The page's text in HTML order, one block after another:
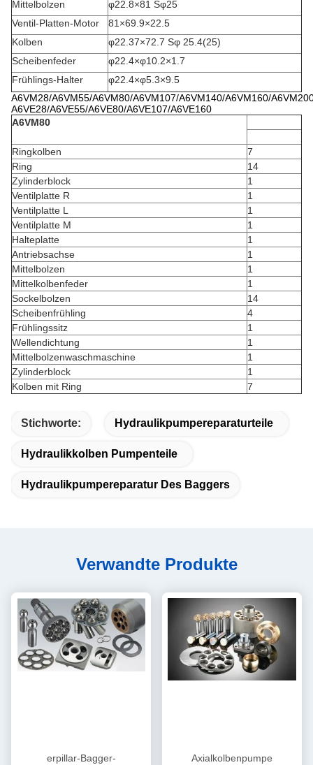
Mittelbolzen
φ22.8×81 Sφ25
Ventil-Platten-Motor
81×69.9×22.5
Kolben
φ22.37×72.7 Sφ 25.4(25)
Scheibenfeder
φ22.4×φ10.2×1.7
Frühlings-Halter
φ22.4×φ5.3×9.5
A6VM28/A6VM55/A6VM80/A6VM107/A6VM140/A6VM160/
A6VE28/A6VE55/A6VE80/A6VE107/A6VE160
A6VM80
Ringkolben
7
Ring
14
Zylinderblock
1
Ventilplatte R
1
Ventilplatte L
1
Ventilplatte M
1
Halteplatte
1
Antriebsachse
1
Mittelbolzen
1
Mittelkolbenfeder
1
Sockelbolzen
14
Scheibenfrühling
4
Frühlingssitz
1
Wellendichtung
1
Mittelbolzenwaschmaschine
1
Zylinderblock
1
Kolben mit Ring
7
Stichworte: Hydraulikpumpereparaturteile
Hydraulikkolben Pumpenteile
Hydraulikpumpereparatur Des Baggers
Verwandte Produkte
erpillar-Bagger-
Axialkolbenpumpe